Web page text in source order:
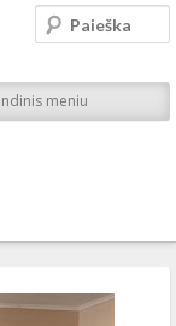
meniu
Paieška